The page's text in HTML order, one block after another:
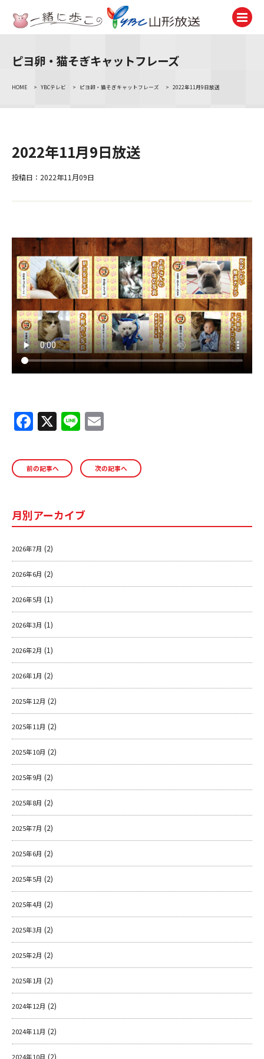
テレビ
News
アナウンサー
試写会・プレゼント
Present
ＹＢＣオンデマンド
やまがた情熱市場
ピヨ卵・猫そぎキャットフレーズ
HOME > YBCテレビ > ピヨ卵・猫そぎキャットフレーズ > 2022年11月9日放送
2022年11月9日放送
投稿日：2022年11月09日
F
a
c
e
o
o
k
X Li
n
e ai
l
前の記事へ 次の記事へ
月別アーカイブ
2026年7月 (2)
2026年6月 (2)
2026年5月 (1)
2026年3月 (1)
2026年2月 (1)
2026年1月 (2)
2025年12月 (2)
2025年11月 (2)
2025年10月 (2)
2025年9月 (2)
2025年8月 (2)
2025年7月 (2)
2025年6月 (2)
2025年5月 (2)
2025年4月 (2)
2025年3月 (2)
2025年2月 (2)
2025年1月 (2)
2024年12月 (2)
2024年11月 (2)
2024年10月 (2)